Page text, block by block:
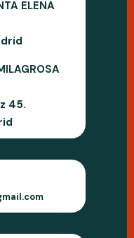
ELENA
45.